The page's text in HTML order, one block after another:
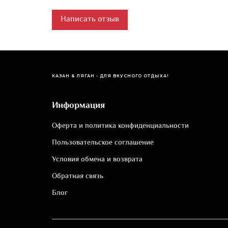
Написать отзыв
КАЗАН & ЛЯГАН - ДЛЯ ВКУСНОГО ОТДЫХА!
Информация
Оферта и политика конфиденциальности
Пользовательское соглашение
Условия обмена и возврата
Обратная связь
Блог